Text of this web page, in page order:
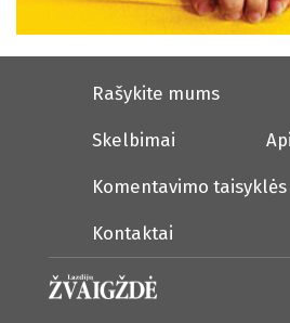
Rašykite mums
Skelbimai
Komentavimo taisyklės
Kontaktai